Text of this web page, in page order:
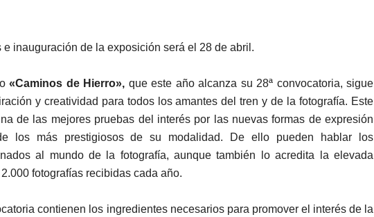
e inauguración de la exposición será el 28 de abril.
«Caminos de Hierro», que este año alcanza su 28ª convocatoria, sigue
y creatividad para todos los amantes del tren y de la fotografía. Este
de las mejores pruebas del interés por las nuevas formas de expresión
los más prestigiosos de su modalidad. De ello pueden hablar los
al mundo de la fotografía, aunque también lo acredita la elevada
fotografías recibidas cada año.
contienen los ingredientes necesarios para promover el interés de la